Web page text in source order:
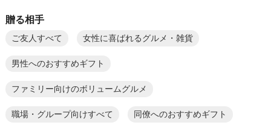
贈る相手
ご友人すべて 女性に喜ばれるグルメ・雑貨
男性へのおすすめギフト
ファミリー向けのボリュームグルメ
職場・グループ向けすべて 同僚へのおすすめギフト